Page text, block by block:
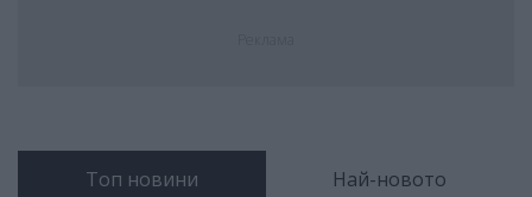
Топ новини Най-новото